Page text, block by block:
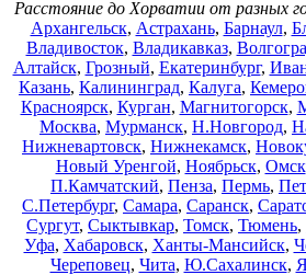
Расстояние до Хорватии от разных
Архангельск, Астрахань, Барнаул,
Владивосток, Владикавказ,
Алтайск, Грозный, Екатеринбург,
Казань, Калининград, Калуга,
Красноярск, Курган, Магнитогорск,
Москва, Мурманск, Н.Новгород,
Нижневартовск, Нижнекамск,
Новый Уренгой, Ноябрьск, Омск
П.Камчатский, Пенза, Пермь,
С.Петербург, Самара, Саранск,
Сургут, Сыктывкар, Томск, Тюмень,
Уфа, Хабаровск, Ханты-Мансийск,
Череповец, Чита, Ю.Сахалинск,